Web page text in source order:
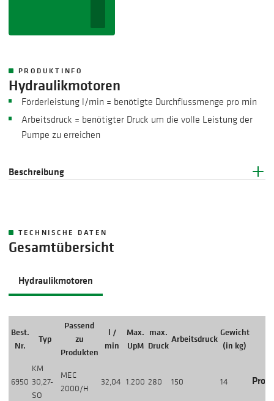
PRODUKTINFO
Hydraulikmotoren
Förderleistung l/min = benötigte Durchflussmenge pro min
Arbeitsdruck = benötigter Druck um die volle Leistung der
Pumpe zu erreichen
Beschreibung
TECHNISCHE DATEN
Gesamtübersicht
Hydraulikmotoren
Best.
Nr.
Typ
Passend
zu
Produkten
l /
min
Max.
UpM
max.
Druck
Arbeitsdruck
Gewicht
(in kg)
6950
KM
30,27-
SO
MEC
2000/H
32,04 1.200 280 150 14